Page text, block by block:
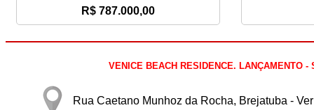
R$ 787.000,00
VENICE BEACH RESIDENCE.
Rua Caetano Munhoz da Rocha, Brejatuba -